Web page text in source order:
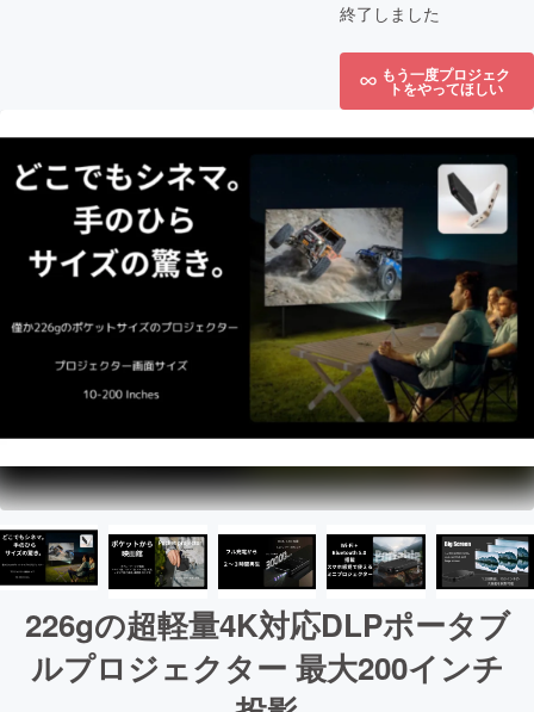
終了しました
もう一度プロジェク
トをやってほしい
226gの超軽量4K対応DLPポータブ
ルプロジェクター 最大200インチ